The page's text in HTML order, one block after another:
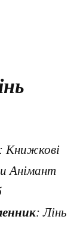
: Книжкові
Анімант
: Лінь